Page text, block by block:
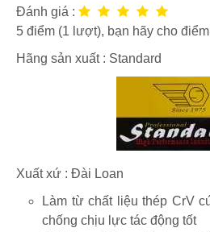
Đánh giá :
5 điểm (1 lượt), bạn hãy cho điểm
Hãng sản xuất : Standard
Xuất xứ : Đài Loan
Làm từ chất liệu thép CrV cứng chắc, có độ bền và
chống chịu lực tác động tốt